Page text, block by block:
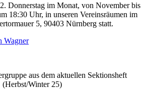
Donnerstag im Monat, von November bis
18:30 Uhr, in unseren Vereinsräumen im
5, 90403 Nürnberg statt.
Wagner
aus dem aktuellen Sektionsheft
(Herbst/Winter 25)